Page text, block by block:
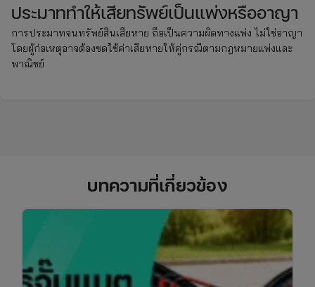
ประมาททำให้เสียทรัพย์เป็นแพ่งหรืออาญา
การประมาทจนทรัพย์สินเสียหาย ถือเป็นความผิดทางแพ่ง ไม่ใช่อาญา
โดยผู้ก่อเหตุอาจต้องชดใช้ค่าเสียหายให้คู่กรณีตามกฎหมายแพ่งและ
พาณิชย์
บทความที่เกี่ยวข้อง